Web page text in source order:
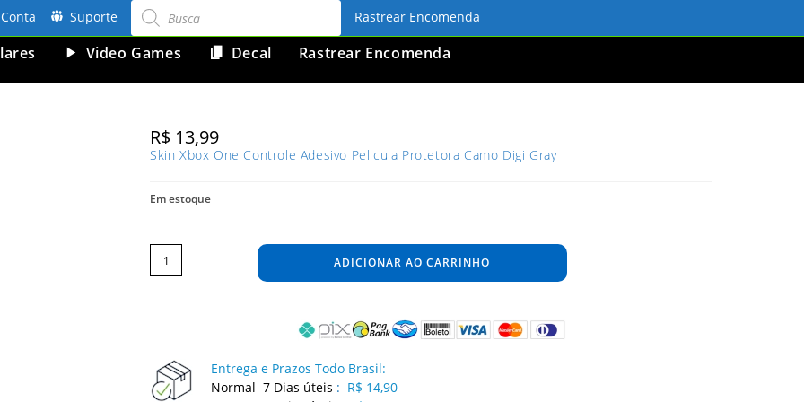
Conta Suporte produtos Rastrear Encomenda
Video Games Decal Rastrear Encomenda
R$ 13,99
Skin Xbox One Controle Adesivo Pelicula Protetora Camo Digi Gray
Em estoque
Skin
Xbox
One
Controle
Adesivo
Pelicula
ADICIONAR AO CARRINHO
Entrega e Prazos Todo Brasil:
Normal 7 Dias úteis : R$ 14,90